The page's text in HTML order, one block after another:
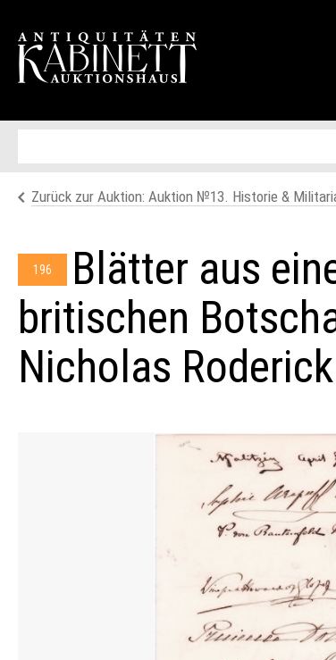
Zurück zur Auktion: Auktion №13. Historie &
196
Blätter aus
britischen
Nicholas